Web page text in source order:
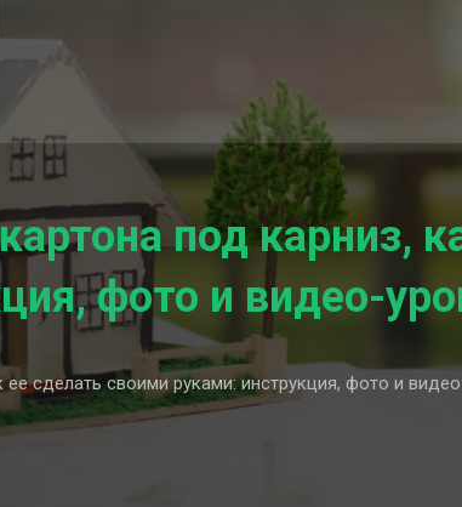
под карниз,
фото и видео-
сделать своими руками: инструкция, фото и